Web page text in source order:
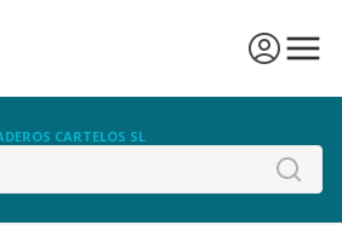
CARTELOS SL